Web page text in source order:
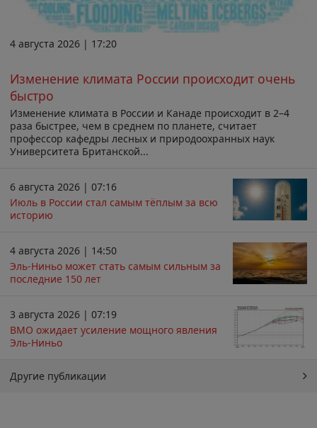
4 августа 2026 | 17:20
Изменение климата России происходит очень
быстро
Изменение климата в России и Канаде происходит в 2–4
раза быстрее, чем в среднем по планете, считает
профессор кафедры лесных и природоохранных наук
Университета Британской...
6 августа 2026 | 07:16
Июль в России стал самым тёплым за всю
историю
4 августа 2026 | 14:50
Эль-Ниньо может стать самым сильным за
последние 150 лет
3 августа 2026 | 07:19
ВМО ожидает усиление мощного явления
Эль-Ниньо
Другие публикации